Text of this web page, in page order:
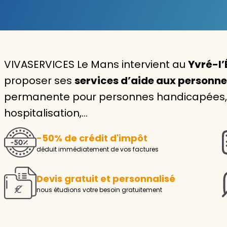
Aide à la personne
Seniors
Handicaps
Voir tous les services
VIVASERVICES Le Mans intervient au Yvré-
proposer ses services d’aide aux
permanente pour personnes
hospitalisation,…
-50% de crédit d'impôt
déduit immédiatement de vos factures
Devis gratuit et personnalisé
nous étudions votre besoin gratuitement